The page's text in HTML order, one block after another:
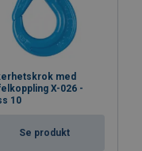
med
X-026 -
10
Se produkt